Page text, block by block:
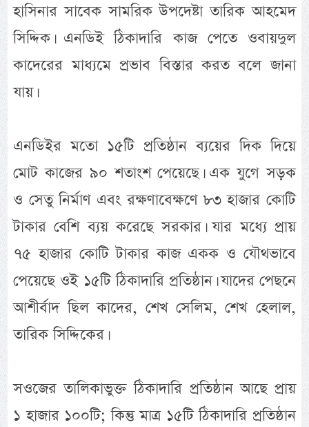
হাসিনার সাবেক সামরিক উপদেষ্টা তারিক আহমেদ
সিদ্দিক। এনডিই ঠিকাদারি কাজ পেতে ওবায়দুল
কাদেরের মাধ্যমে প্রভাব বিস্তার করত বলে জানা
যায়।
এনডিইর মতো ১৫টি প্রতিষ্ঠান ব্যয়ের দিক দিয়ে
মোট কাজের ৯০ শতাংশ পেয়েছে। এক যুগে সড়ক
ও সেতু নির্মাণ এবং রক্ষণাবেক্ষণে ৮৩ হাজার কোটি
টাকার বেশি ব্যয় করেছে সরকার। যার মধ্যে প্রায়
৭৫ হাজার কোটি টাকার কাজ একক ও যৌথভাবে
পেয়েছে ওই ১৫টি ঠিকাদারি প্রতিষ্ঠান। যাদের পেছনে
আশীর্বাদ ছিল কাদের, শেখ সেলিম, শেখ হেলাল,
তারিক সিদ্দিকের।
সওজের তালিকাভুক্ত ঠিকাদারি প্রতিষ্ঠান আছে প্রায়
১ হাজার ১০০টি; কিন্তু মাত্র ১৫টি ঠিকাদারি প্রতিষ্ঠান